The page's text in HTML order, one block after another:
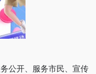
公开、服务市民、宣传